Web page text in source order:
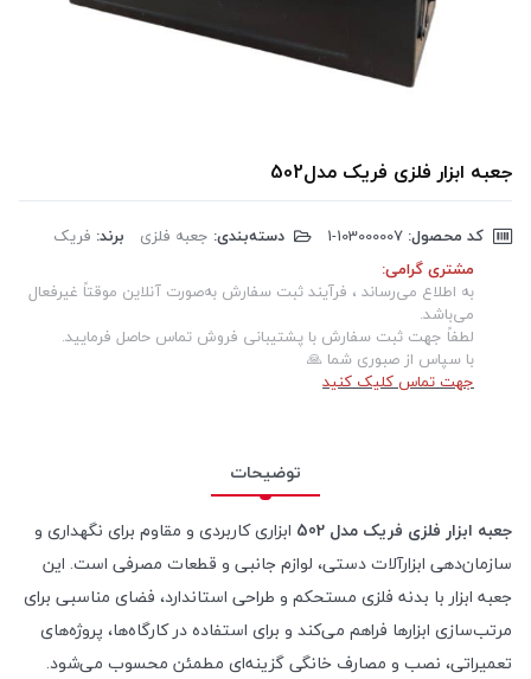
جعبه ابزار فلزی فریک مدل502
کد محصول: دسته‌بندی: جعبه فلزی برند: فریک
مشتری گرامی:
به اطلاع می‌رساند ، فرآیند ثبت سفارش به‌صورت آنلاین موقتاً غیرفعال
می‌باشد.
لطفاً جهت ثبت سفارش با پشتیبانی فروش تماس حاصل فرمایید.
با سپاس از صبوری شما 🙏
جهت تماس کلیک کنید
توضیحات
جعبه ابزار فلزی فریک مدل 502
ابزاری کاربردی و مقاوم برای نگهداری و
سازمان‌دهی ابزارآلات دستی، لوازم جانبی و قطعات مصرفی است. این
جعبه ابزار با بدنه فلزی مستحکم و طراحی استاندارد، فضای مناسبی برای
مرتب‌سازی ابزارها فراهم می‌کند و برای استفاده در کارگاه‌ها، پروژه‌های
تعمیراتی، نصب و مصارف خانگی گزینه‌ای مطمئن محسوب می‌شود.